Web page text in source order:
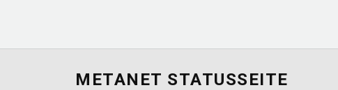
METANET STATUSSEITE